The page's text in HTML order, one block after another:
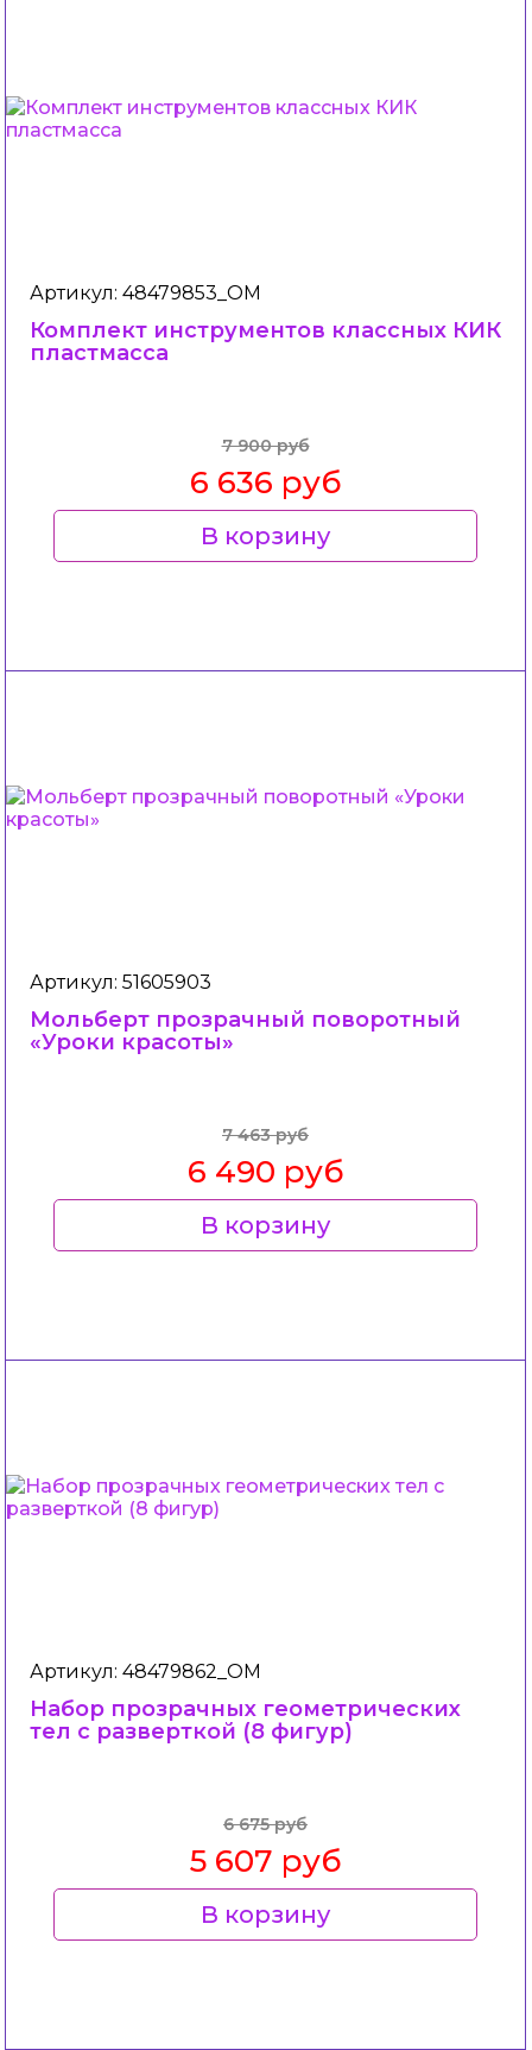
Артикул: 48479853_ОМ
Комплект инструментов классных КИК
пластмасса
7 900 руб
6 636 руб
В корзину
Артикул: 51605903
Мольберт прозрачный поворотный
«Уроки красоты»
7 463 руб
6 490 руб
В корзину
Артикул: 48479862_ОМ
Набор прозрачных геометрических
тел с разверткой (8 фигур)
6 675 руб
5 607 руб
В корзину